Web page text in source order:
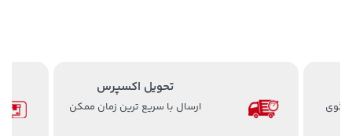
8 الی 24 پاسخگوی
تحویل اکسپرس
ارسال با سریع ترین زمان ممکن